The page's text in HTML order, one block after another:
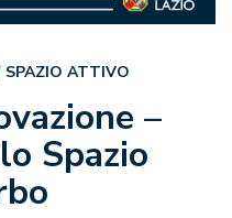
–
Spazio
SPAZIO ATTIVO